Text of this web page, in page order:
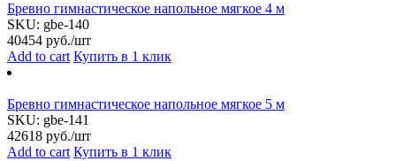
Бревно гимнастическое напольное мягкое 4 м
SKU: gbe-140
40454 руб./шт
Add to cart Купить в 1 клик
Бревно гимнастическое напольное мягкое 5 м
SKU: gbe-141
42618 руб./шт
Add to cart Купить в 1 клик